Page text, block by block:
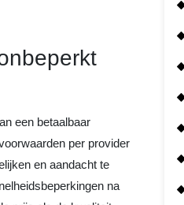
een betaalbaar
per provider
en aandacht te
na